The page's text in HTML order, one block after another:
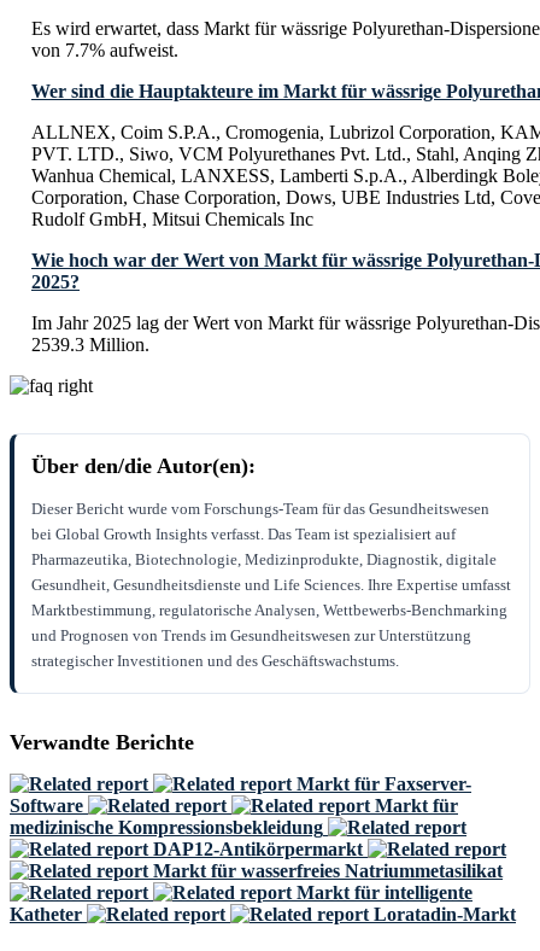
Es wird erwartet, dass Markt für wässrige Polyurethan-
von 7.7% aufweist.
Wer sind die Hauptakteure im Markt für wässrige
ALLNEX, Coim S.P.A., Cromogenia, Lubrizol Corporation,
PVT. LTD., Siwo, VCM Polyurethanes Pvt. Ltd., Stahl, Anqing
Wanhua Chemical, LANXESS, Lamberti S.p.A., Alberdingk
Corporation, Chase Corporation, Dows, UBE Industries Ltd,
Rudolf GmbH, Mitsui Chemicals Inc
Wie hoch war der Wert von Markt für wässrige Polyurethan-
2025?
Im Jahr 2025 lag der Wert von Markt für wässrige Polyurethan-
2539.3 Million.
Über den/die Autor(en):
Dieser Bericht wurde vom Forschungs-Team für das Gesundheitswesen
bei Global Growth Insights verfasst. Das Team ist spezialisiert auf
Pharmazeutika, Biotechnologie, Medizinprodukte, Diagnostik, digitale
Gesundheit, Gesundheitsdienste und Life Sciences. Ihre Expertise umfasst
Marktbestimmung, regulatorische Analysen, Wettbewerbs-Benchmarking
und Prognosen von Trends im Gesundheitswesen zur Unterstützung
strategischer Investitionen und des Geschäftswachstums.
Verwandte Berichte
Markt für Faxserver-
Software
Markt für
medizinische Kompressionsbekleidung
DAP12-Antikörpermarkt
Markt für wasserfreies Natriummetasilikat
Markt für intelligente
Katheter
Loratadin-Markt